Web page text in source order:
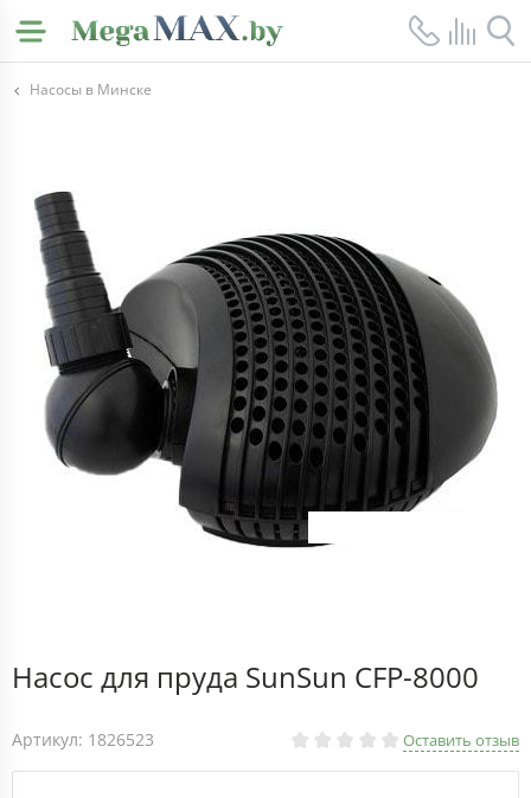
Насосы в Минске
Насос для пруда SunSun CFP-8000
Артикул: 1826523 Оставить отзыв